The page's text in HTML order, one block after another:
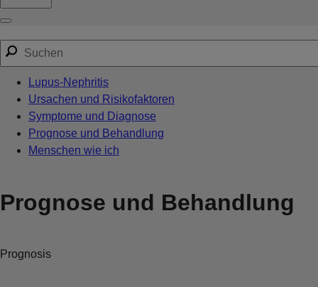
Lupus-Nephritis
Ursachen und Risikofaktoren
Symptome und Diagnose
Prognose und Behandlung
Menschen wie ich
Prognose und Behandlung
Prognosis